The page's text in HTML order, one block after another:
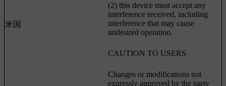
米国
(2) this device must accept any
interference received, including
interference that may cause
undesired operation.
CAUTION TO USERS
Changes or modifications not
expressly approved by the party